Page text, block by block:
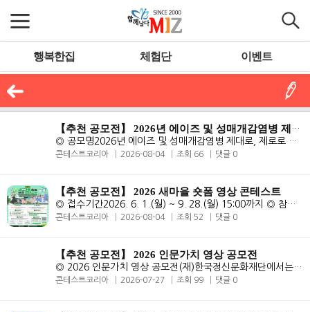
행복한집 체험단 이벤트
【추천 공모전】 2026년 에이즈 및 성매개감염병 제대로, 제로로 숏폼
◎ 공모명2026년 에이즈 및 성매개감염병 제대로, 제로로 숏폼 영상 콘텐츠..
콘테스트코리아 2026-08-04 조회 66 댓글 0
【추천 공모전】 2026 새마을 숏폼 영상 콘테스트
◎ 접수기간2026. 6. 1.(월) ~ 9. 28.(월) 15:00까지 ◎ 참가대상대한민국..
콘테스트코리아 2026-08-04 조회 52 댓글 0
【추천 공모전】 2026 인문가치 영상 공모전
◎ 2026 인문가치 영상 공모전(재)한국정신문화재단에서는 현대사회 속 우..
콘테스트코리아 2026-07-27 조회 99 댓글 0